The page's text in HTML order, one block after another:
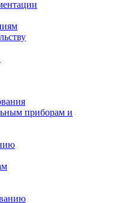
приборам и